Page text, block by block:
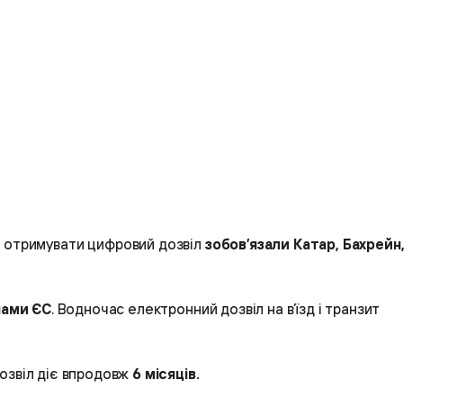
отримувати цифровий дозвіл зобов’язали Катар, Бахрейн,
ЄС. Водночас електронний дозвіл на в’їзд і транзит
діє впродовж 6 місяців.